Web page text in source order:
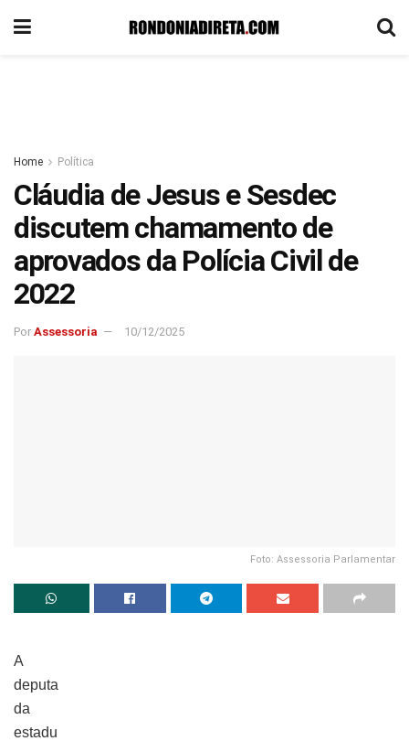
Home Política
Cláudia de Jesus e Sesdec
discutem chamamento de
aprovados da Polícia Civil de
2022
Por Assessoria 10/12/2025
Foto: Assessoria Parlamentar
A
deputa
da
estadu